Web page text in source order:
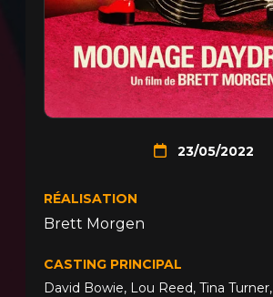
23/05/2022
RÉALISATION
Brett Morgen
CASTING PRINCIPAL
David Bowie, Lou Reed, Tina Turner,